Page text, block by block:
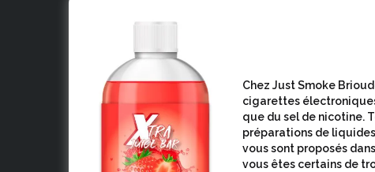
Chez Just Smoke
cigarettes
que du sel de nicotine.
préparations de
vous sont proposés
vous êtes certains de